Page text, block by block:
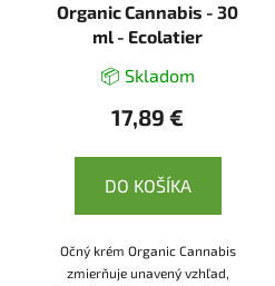
Organic Cannabis - 30
ml - Ecolatier
📦 Skladom
17,89 €
DO KOŠÍKA
Očný krém Organic Cannabis
zmierňuje unavený vzhľad,